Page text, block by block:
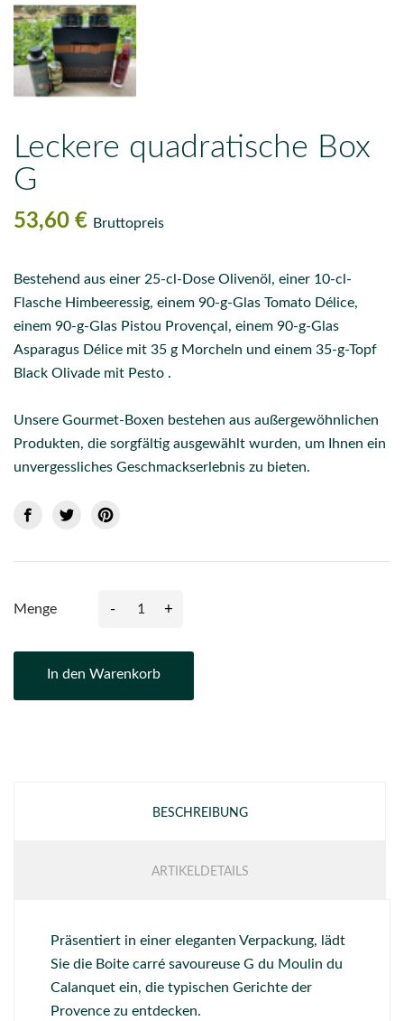
Leckere quadratische Box
G
53,60 € Bruttopreis
Bestehend aus einer 25-cl-Dose Olivenöl, einer 10-cl-
Flasche Himbeeressig, einem 90-g-Glas Tomato Délice,
einem 90-g-Glas Pistou Provençal, einem 90-g-Glas
Asparagus Délice mit 35 g Morcheln und einem 35-g-Topf
Black Olivade mit Pesto .
Unsere Gourmet-Boxen bestehen aus außergewöhnlichen
Produkten, die sorgfältig ausgewählt wurden, um Ihnen ein
unvergessliches Geschmackserlebnis zu bieten.
Menge - +
In den Warenkorb
BESCHREIBUNG
ARTIKELDETAILS
Präsentiert in einer eleganten Verpackung, lädt
Sie die Boite carré savoureuse G du Moulin du
Calanquet ein, die typischen Gerichte der
Provence zu entdecken.